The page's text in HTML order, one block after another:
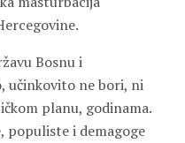
Bosnu i
učinkovito ne bori, ni
planu, godinama.
populiste i demagoge